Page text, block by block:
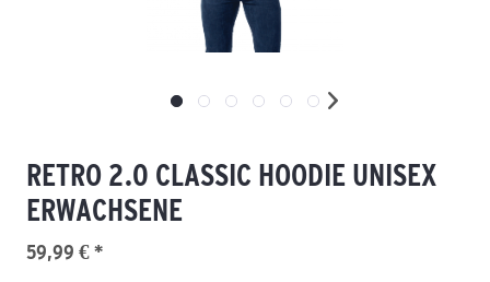
RETRO 2.0 CLASSIC HOODIE UNISEX
ERWACHSENE
59,99 € *